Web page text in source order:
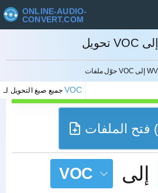
ONLINE-AUDIO-
CONVERT.COM
جميع صيغ التحويل لـVOC
إلغاء
VOC إلى